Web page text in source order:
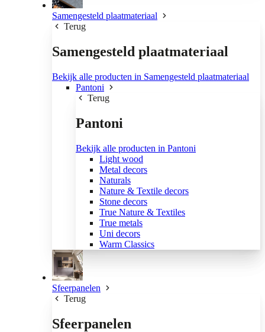
Samengesteld plaatmateriaal
Terug
Samengesteld plaatmateriaal
Bekijk alle producten in Samengesteld plaatmateriaal
Pantoni
Terug
Pantoni
Bekijk alle producten in Pantoni
Light wood
Metal decors
Naturals
Nature & Textile decors
Stone decors
True Nature & Textiles
True metals
Uni decors
Warm Classics
Sfeerpanelen
Terug
Sfeerpanelen